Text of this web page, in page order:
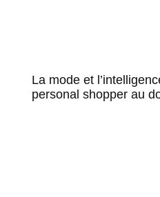
La mode et
personal shopper au